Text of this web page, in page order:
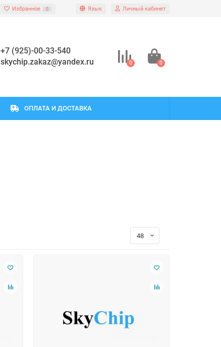
Избранное 0 Язык Личный кабинет
+7 (925)-00-33-540
skychip.zakaz@yandex.ru
0 0
ОПЛАТА И ДОСТАВКА